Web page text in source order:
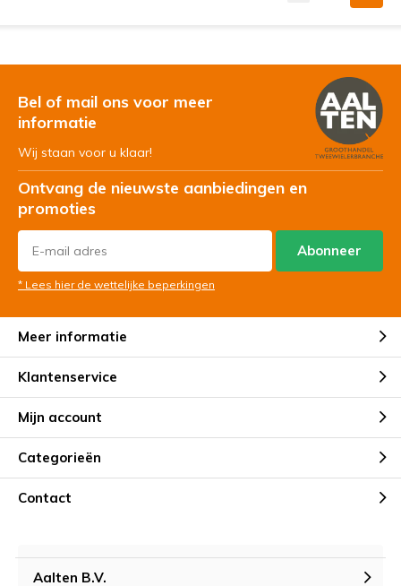
Bel of mail ons voor meer
informatie
Wij staan voor u klaar!
Ontvang de nieuwste aanbiedingen en
promoties
Abonneer
* Lees hier de wettelijke beperkingen
Meer informatie
Klantenservice
Mijn account
Categorieën
Contact
Aalten B.V.